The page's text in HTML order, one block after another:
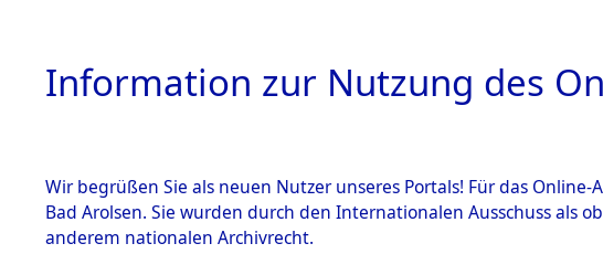
HOME BESTANDSBESCHREIBUNG
Information zur Nutzung des
Wir begrüßen Sie als neuen Nutzer unseres Portals! Für das
Bad Arolsen. Sie wurden durch den Internationalen Ausschuss als
anderem nationalen Archivrecht.